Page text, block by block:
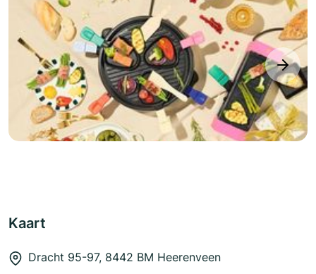
next
Kaart
Dracht 95-97, 8442 BM Heerenveen